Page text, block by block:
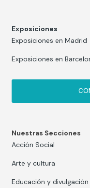
Exposiciones
Exposiciones en Madrid
Exposiciones en
Nuestras Secciones
Acción Social
Arte y cultura
Educación y divulgación